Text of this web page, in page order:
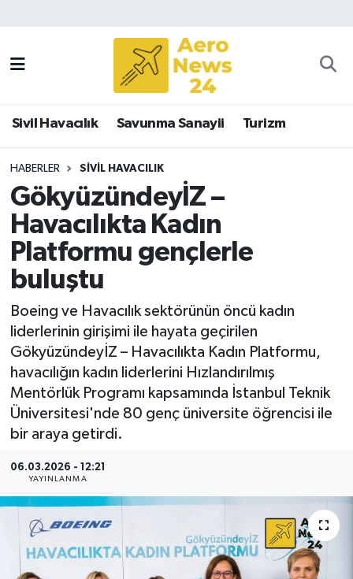
Sivil Havacılık Savunma Sanayii Turizm
HABERLER SIVIL HAVACILIK
GökyüzündeyİZ –
Havacılıkta Kadın
Platformu gençlerle
buluştu
Boeing ve Havacılık sektörünün öncü kadın
liderlerinin girişimi ile hayata geçirilen
GökyüzündeyİZ – Havacılıkta Kadın Platformu,
havacılığın kadın liderlerini Hızlandırılmış
Mentörlük Programı kapsamında İstanbul Teknik
Üniversitesi'nde 80 genç üniversite öğrencisi ile
bir araya getirdi.
06.03.2026 - 12:21
YAYINLANMA